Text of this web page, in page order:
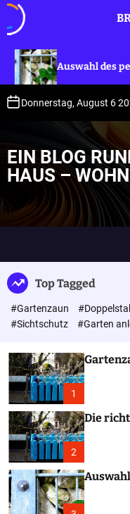
o
Auswahl des perfekten
Donnerstag, August 6
EIN BLOG
HAUS –
Top Tagged
#Gartenzaun
#Sichtschutz
#Garten
1
2
Die